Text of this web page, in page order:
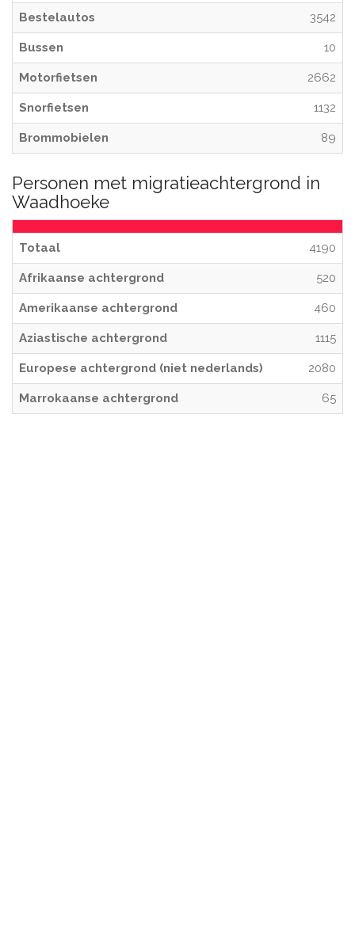
Bestelautos 3542
Bussen 10
Motorfietsen 2662
Snorfietsen 1132
Brommobielen 89
Personen met migratieachtergrond in
Waadhoeke
Totaal 4190
Afrikaanse achtergrond 520
Amerikaanse achtergrond 460
Aziastische achtergrond 1115
Europese achtergrond (niet nederlands) 2080
Marrokaanse achtergrond 65